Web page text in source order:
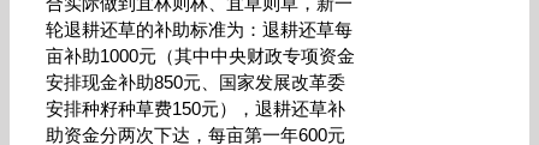
轮退耕还草的补助标准为：退耕还草每
亩补助1000元（其中中央财政专项资金
安排现金补助850元、国家发展改革委
安排种籽种草费150元），退耕还草补
助资金分两次下达，每亩第一年600元